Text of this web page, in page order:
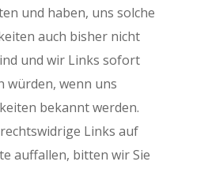
und haben, uns solche
auch bisher nicht
und wir Links sofort
würden, wenn uns
bekannt werden.
Links auf
auffallen, bitten wir Sie